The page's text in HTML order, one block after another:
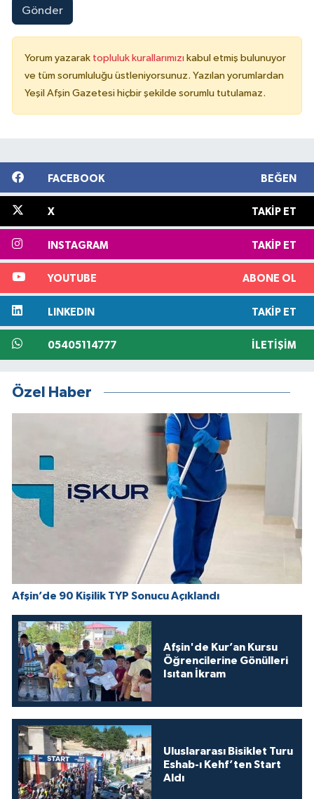
Gönder
Yorum yazarak topluluk kurallarımızı kabul etmiş bulunuyor
ve tüm sorumluluğu üstleniyorsunuz. Yazılan yorumlardan
Yeşil Afşin Gazetesi hiçbir şekilde sorumlu tutulamaz.
FACEBOOK BEĞEN
X TAKIP ET
INSTAGRAM TAKIP ET
YOUTUBE ABONE OL
LINKEDIN TAKIP ET
05405114777 İLETIŞIM
Özel Haber
Afşin’de 90 Kişilik TYP Sonucu Açıklandı
Afşin'de Kur’an Kursu
Öğrencilerine Gönülleri
Isıtan İkram
Uluslararası Bisiklet Turu
Eshab-ı Kehf’ten Start
Aldı